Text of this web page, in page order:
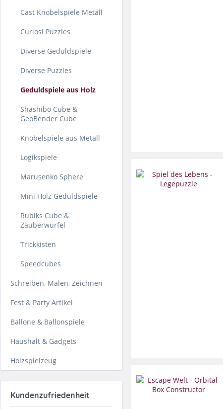
Cast Knobelspiele Metall
Curiosi Puzzles
Diverse Geduldspiele
Diverse Puzzles
Geduldspiele aus Holz
Shashibo Cube &
GeoBender Cube
Knobelspiele aus Metall
Logikspiele
Marusenko Sphere
Mini Holz Geduldspiele
Rubiks Cube &
Zauberwürfel
Trickkisten
Speedcubes
Schreiben, Malen, Zeichnen
Fest & Party Artikel
Ballone & Ballonspiele
Haushalt & Gadgets
Holzspielzeug
Kundenzufriedenheit